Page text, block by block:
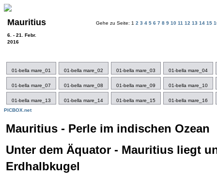
Mauritius
6. - 21. Febr.
2016
Gehe zu Seite: 123456789101112131415
01-bella mare_01 01-bella mare_02 01-bella mare_03 01-bella mare_04
01-bella mare_07 01-bella mare_08 01-bella mare_09 01-bella mare_10
01-bella mare_13 01-bella mare_14 01-bella mare_15
01-bella mare_16
PICBOX.net
Mauritius - Perle im indischen Ozean
Unter dem Äquator - Mauritius liegt
Erdhalbkugel